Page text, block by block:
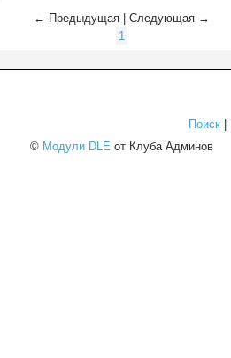
← Предыдущая | Следующая →
1
Поиск
© Модули DLE от Клуба Админов